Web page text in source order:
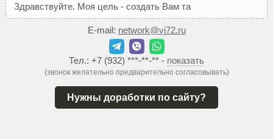
Здравствуйте. Моя цель - создать Вам так
E-mail: network@vj72.ru
Тел.: +7 (932) ***-**-** - показать
(звонок желательно предварительно согласовывать)
Нужны доработки по сайту?